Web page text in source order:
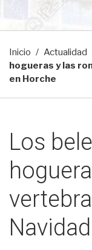
Inicio Actualidad
hogueras y las
en Horche
Los